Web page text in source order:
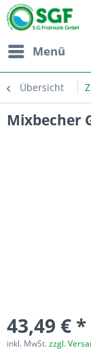
Menü
Übersicht
Mixbecher
43,49 € *
inkl. MwSt.zzgl.